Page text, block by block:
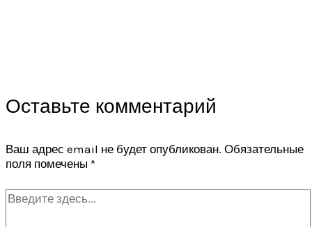
Оставьте комментарий
Ваш адрес email не будет опубликован. Обязательные
поля помечены *
Введите